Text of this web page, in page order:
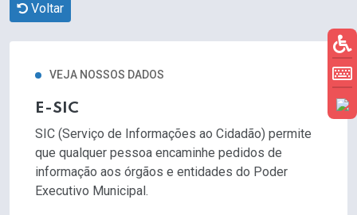
Voltar
VEJA NOSSOS DADOS
E-SIC
SIC (Serviço de Informações ao Cidadão) permite
que qualquer pessoa encaminhe pedidos de
informação aos órgãos e entidades do Poder
Executivo Municipal.